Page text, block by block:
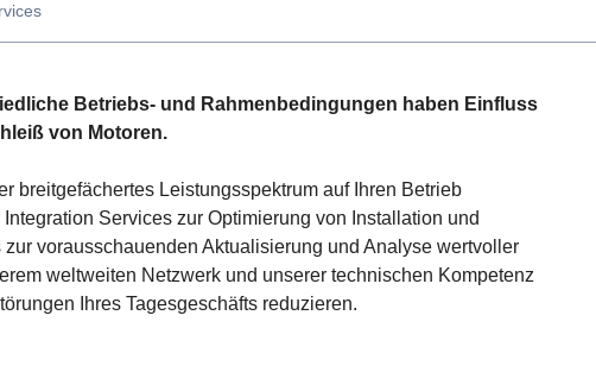
Betriebs- und Rahmenbedingungen haben Einfluss
von Motoren.
breitgefächertes Leistungsspektrum auf Ihren Betrieb
Services zur Optimierung von Installation und
vorausschauenden Aktualisierung und Analyse wertvoller
weltweiten Netzwerk und unserer technischen Kompetenz
Ihres Tagesgeschäfts reduzieren.